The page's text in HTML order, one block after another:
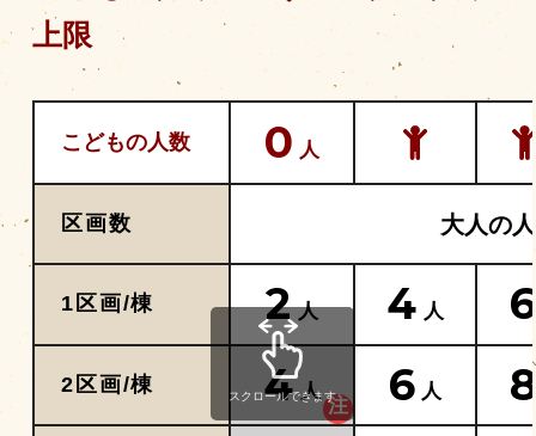
上限
こどもの人数 0 人
区画数 大人の
1区画/棟 2 人 4 人 6
2区画/棟 4 人 6 人 8
スクロールできます